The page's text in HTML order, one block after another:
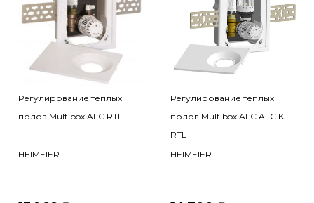
Регулирование теплых
полов Multibox AFC RTL
HEIMEIER
Регулирование теплых
полов Multibox AFC AFC K-
RTL
HEIMEIER